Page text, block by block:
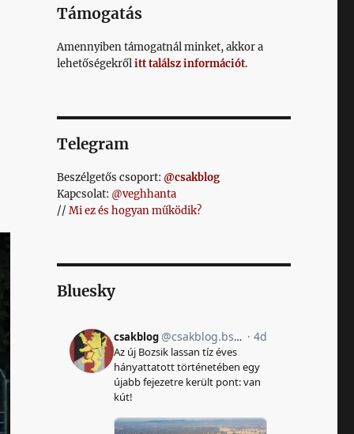
Támogatás
Amennyiben támogatnál minket, akkor a
lehetőségekrőlitt találsz információt.
Telegram
Beszélgetős csoport: @csakblog
Kapcsolat: @veghhanta
// Mi ez és hogyan működik?
Bluesky